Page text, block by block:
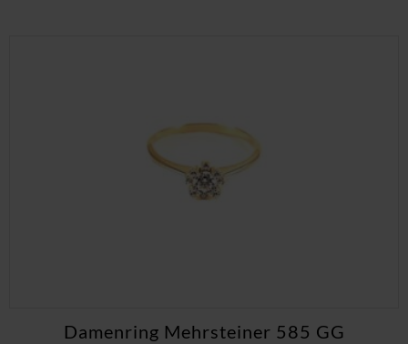
Damenring Mehrsteiner 585 GG